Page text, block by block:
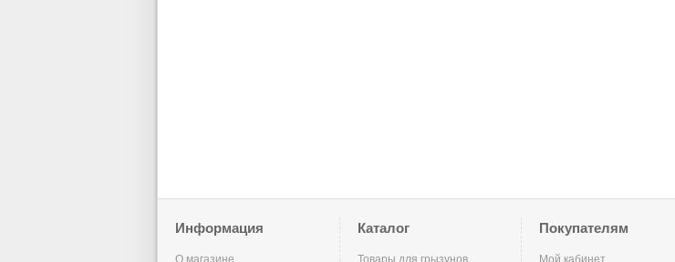
Информация
О магазине
Каталог
Товары для грызунов
Покупателям
Мой кабинет